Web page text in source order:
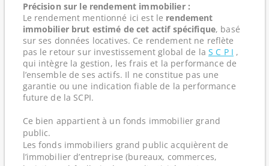
Précision sur le rendement immobilier :
Le rendement mentionné ici est le rendement
immobilier brut estimé de cet actif spécifique, basé
sur ses données locatives. Ce rendement ne reflète
pas le retour sur investissement global de la S C P I ,
qui intègre la gestion, les frais et la performance de
l’ensemble de ses actifs. Il ne constitue pas une
garantie ou une indication fiable de la performance
future de la SCPI.
Ce bien appartient à un fonds immobilier grand
public.
Les fonds immobiliers grand public acquièrent de
l’immobilier d’entreprise (bureaux, commerces,